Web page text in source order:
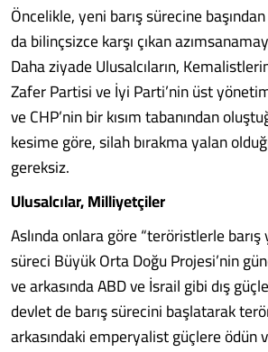
Öncelikle, yeni barış sürecine
da bilinçsizce karşı çıkan
Daha ziyade Ulusalcıların,
Zafer Partisi ve İyi Parti’nin üst
ve CHP’nin bir kısım tabanından
kesime göre, silah bırakma yalan
gereksiz.
Ulusalcılar, Milliyetçiler
Aslında onlara göre “teröristlerle barış
süreci Büyük Orta Doğu Projesi’nin
ve arkasında ABD ve İsrail gibi dış
devlet de barış sürecini başlatarak
arkasındaki emperyalist güçlere ödün